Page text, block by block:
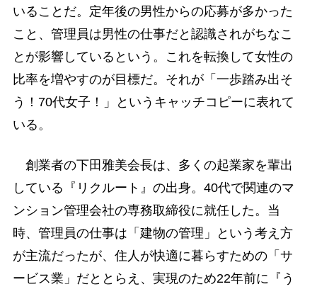
いることだ。定年後の男性からの応募が多かった
こと、管理員は男性の仕事だと認識されがちなこ
とが影響しているという。これを転換して女性の
比率を増やすのが目標だ。それが「一歩踏み出そ
う！70代女子！」というキャッチコピーに表れて
いる。
創業者の下田雅美会長は、多くの起業家を輩出
している『リクルート』の出身。40代で関連のマ
ンション管理会社の専務取締役に就任した。当
時、管理員の仕事は「建物の管理」という考え方
が主流だったが、住人が快適に暮らすための「サ
ービス業」だととらえ、実現のため22年前に『う